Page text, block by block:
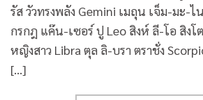
รัส วัวทรงพลัง Gemini เมถุน เจ็ม-มะ-
กรกฎ แค๊น-เซอร์ ปู Leo สิงห์ ลี-โอ สิงโ
หญิงสาว Libra ตุล ลิ-บรา ตราชั่ง
[…]